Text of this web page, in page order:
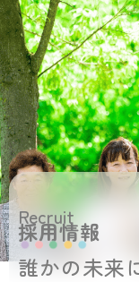
Recruit
採用情報
誰かの未来